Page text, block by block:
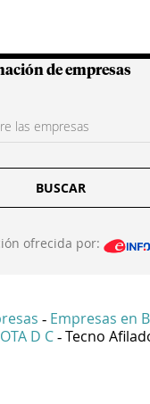
de empresas
BUSCAR
ofrecida por:
- Empresas en
D C - Tecno